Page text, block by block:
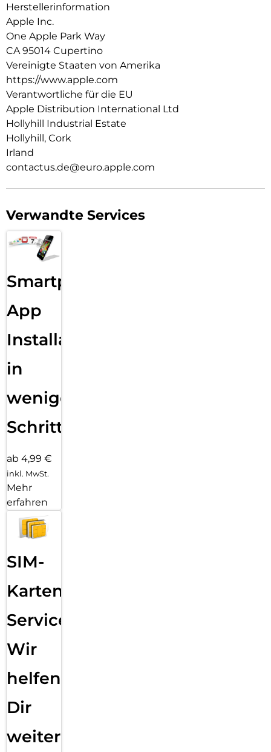
Es kommt mit Saphirglas mit einer leitenden Schicht, die die
Bewegungen deines Fingers zur Kamerasteuerung
überträgt.
Mit integrierten Magneten, die sich perfekt am iPhone 17
ausrichten, hält das Case ganz einfach und sorgt für
schnelleres kabel­loses Laden. Lass dein iPhone beim Laden
einfach im Case und docke dein MagSafe Ladegerät an oder
leg es auf dein Qi2 25W oder Qi zertifiziertes Ladegerät.
Wie jedes von Apple entwickelte Case durchläuft es im Laufe
des Design‑ und Fertigungs­prozesses Tausende von
Teststunden. Deshalb sieht es nicht nur großartig aus,
sondern ist auch dafür gemacht, dein iPhone vor Kratzern
und bei Stürzen zu schützen.
Herstellerinformation
Apple Inc.
One Apple Park Way
CA 95014 Cupertino
Vereinigte Staaten von Amerika
https://www.apple.com
Verantwortliche für die EU
Apple Distribution International Ltd
Hollyhill Industrial Estate
Hollyhill, Cork
Irland
contactus.de@euro.apple.com
Verwandte Services
Smartphone
App
Installation
in
wenigen
Schritten
ab 4,99 €
inkl. MwSt.
Mehr
erfahren
SIM-
Karten
Service:
Wir
helfen
Dir
weiter